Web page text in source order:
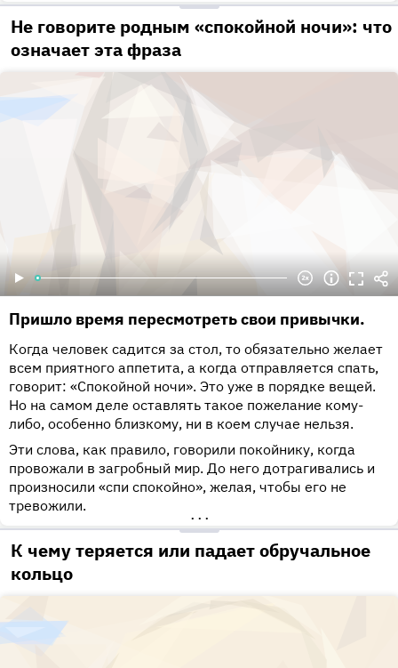
Не говорите родным «спокойной ночи»: что
означает эта фраза
Пришло время пересмотреть свои привычки.
Когда человек садится за стол, то обязательно желает
всем приятного аппетита, а когда отправляется спать,
говорит: «Спокойной ночи». Это уже в порядке вещей.
Но на самом деле оставлять такое пожелание кому-
либо, особенно близкому, ни в коем случае нельзя.
Эти слова, как правило, говорили покойнику, когда
провожали в загробный мир. До него дотрагивались и
произносили «спи спокойно», желая, чтобы его не
тревожили.
•••
К чему теряется или падает обручальное
кольцо